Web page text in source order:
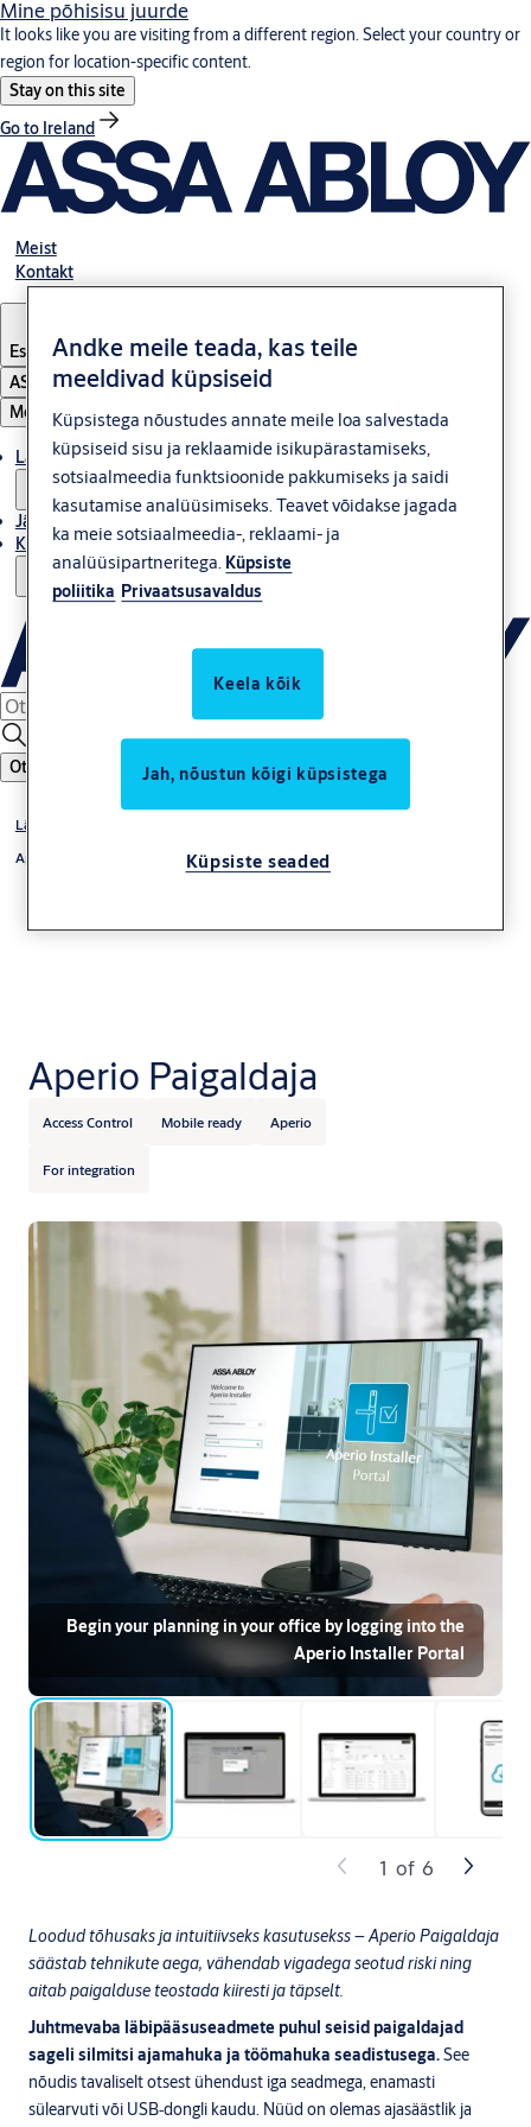
Mine põhisisu juurde
It looks like you are visiting from a different region. Select your country or
region for location-specific content.
Stay on this site
Go to Ireland
Meist
Kontakt
Estonia·Eesti
ASSA ABLOY Group
Menüü
Lahendused
Jätkusuutlikkus
Kust osta
Otsing
Läbipääsulahendused
Aperio
Aperio Paigaldaja
Access Control Mobile ready Aperio
For integration
Loodud tõhusaks ja intuitiivseks kasutusekss – Aperio Paigaldaja
säästab tehnikute aega, vähendab vigadega seotud riski ning
aitab paigalduse teostada kiiresti ja täpselt.
Juhtmevaba läbipääsuseadmete puhul seisid paigaldajad
sageli silmitsi ajamahuka ja töömahuka seadistusega.See
nõudis tavaliselt otsest ühendust iga seadmega, enamasti
sülearvuti või USB‑dongli kaudu. Nüüd on olemas ajasäästlik ja
Begin your planning in your office by logging into the
Aperio Installer Portal
1 of 6
Andke meile teada, kas teile
meeldivad küpsiseid
Küpsistega nõustudes annate meile loa salvestada
küpsiseid sisu ja reklaamide isikupärastamiseks,
sotsiaalmeedia funktsioonide pakkumiseks ja saidi
kasutamise analüüsimiseks. Teavet võidakse jagada
ka meie sotsiaalmeedia-, reklaami- ja
analüüsipartneritega. Küpsiste
poliitika Privaatsusavaldus
Keela kõik
Jah, nõustun kõigi küpsistega
Küpsiste seaded